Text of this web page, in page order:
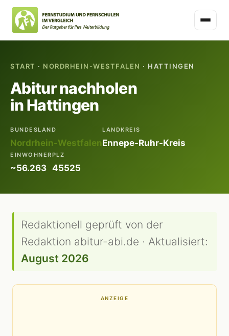
START · NORDRHEIN-WESTFALEN · HATTINGEN
Abitur nachholen
in Hattingen
BUNDESLAND
Nordrhein-Westfalen
LANDKREIS
Ennepe-Ruhr-Kreis
EINWOHNER
~56.263
PLZ
45525
Redaktionell geprüft von der
Redaktion abitur-abi.de · Aktualisiert:
August 2026
ANZEIGE